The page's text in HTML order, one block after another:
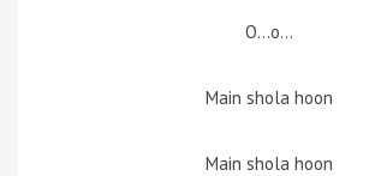
O…o…
Main shola hoon
Main shola hoon